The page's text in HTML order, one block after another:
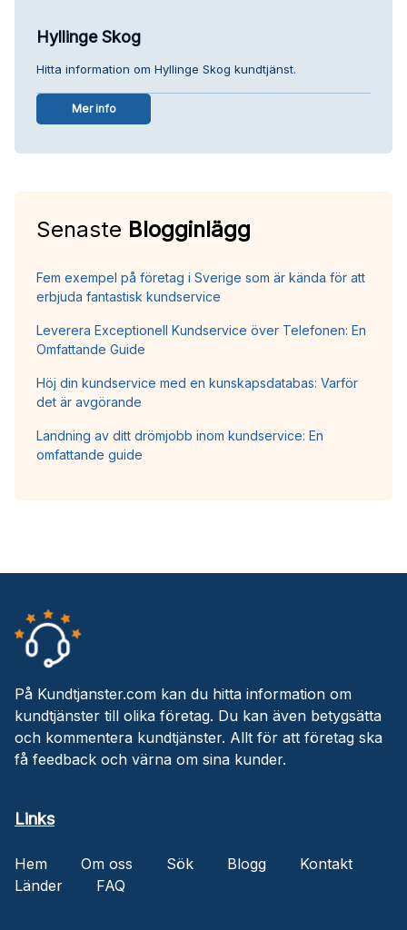
Hyllinge Skog
Hitta information om Hyllinge Skog kundtjänst.
Mer info
Senaste Blogginlägg
Fem exempel på företag i Sverige som är kända för att
erbjuda fantastisk kundservice
Leverera Exceptionell Kundservice över Telefonen: En
Omfattande Guide
Höj din kundservice med en kunskapsdatabas: Varför
det är avgörande
Landning av ditt drömjobb inom kundservice: En
omfattande guide
På Kundtjanster.com kan du hitta information om
kundtjänster till olika företag. Du kan även betygsätta
och kommentera kundtjänster. Allt för att företag ska
få feedback och värna om sina kunder.
Links
Hem Om oss Sök Blogg
Kontakt
Länder
FAQ